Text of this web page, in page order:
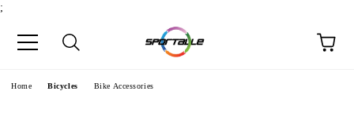
;
Home Bicycles Bike Accessories